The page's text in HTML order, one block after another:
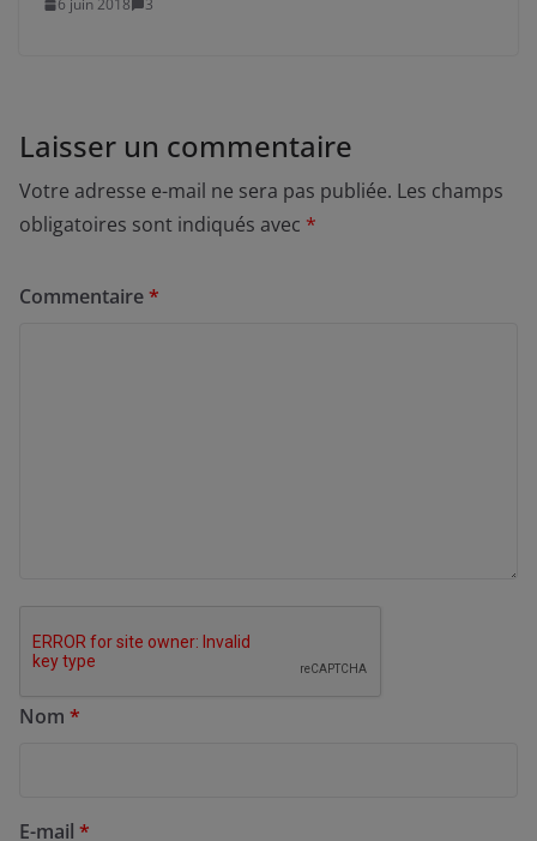
6 juin 2018 3
Laisser un commentaire
Votre adresse e-mail ne sera pas publiée. Les champs
obligatoires sont indiqués avec *
Commentaire*
Nom *
E-mail *